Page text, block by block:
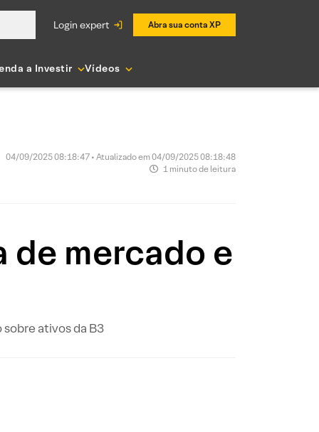
login expert Abra sua conta XP
a Investir Vídeos
04/09/2025 08:18:47 • Atualizado em 04/09/2025 08:18:48
1 minuto de leitura
de mercado e
ativos da B3